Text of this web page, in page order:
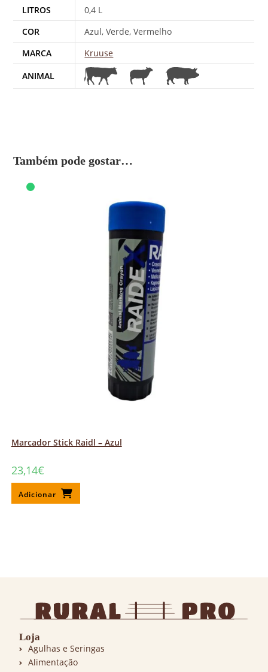
LITROS
0,4 L
COR
Azul, Verde, Vermelho
MARCA
Kruuse
ANIMAL
Também pode gostar…
Marcador Stick Raidl – Azul
23,14€
Adicionar
Loja
Agulhas e Seringas
Alimentação